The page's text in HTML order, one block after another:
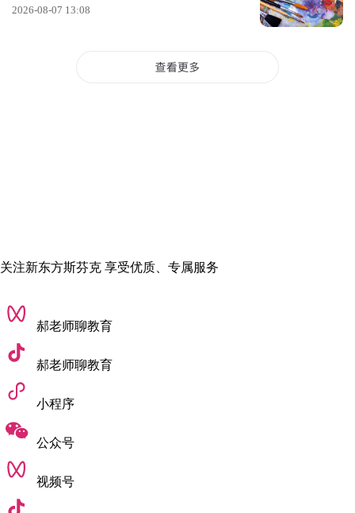
可以咨询SFK在线老师，更多内容可以关注本网站。
2026-08-07 13:08
关注新东方斯芬克 享受优质、专属服务
郝老师聊教育
郝老师聊教育
小程序
公众号
视频号